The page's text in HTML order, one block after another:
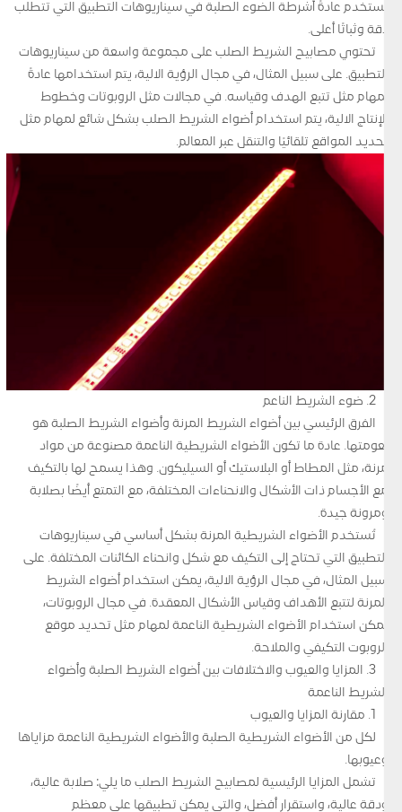
تُستخدم عادةً أشرطة الضوء الصلبة في سيناريوهات التطبيق التي تتطلب
دقة وثباتًا أعلى.
تحتوي مصابيح الشريط الصلب على مجموعة واسعة من سيناريوهات
التطبيق. على سبيل المثال، في مجال الرؤية الآلية، يتم استخدامها عادةً
لمهام مثل تتبع الهدف وقياسه. في مجالات مثل الروبوتات وخطوط
الإنتاج الآلية، يتم استخدام أضواء الشريط الصلب بشكل شائع لمهام مثل
تحديد المواقع تلقائيًا والتنقل عبر المعالم.
الفرق الرئيسي بين أضواء الشريط المرنة وأضواء الشريط الصلبة هو
نعومتها. عادة ما تكون الأضواء الشريطية الناعمة مصنوعة من مواد
مرنة، مثل المطاط أو البلاستيك أو السيليكون. وهذا يسمح لها بالتكيف
مع الأجسام ذات الأشكال والانحناءات المختلفة، مع التمتع أيضًا بصلابة
ومرونة جيدة.
تُستخدم الأضواء الشريطية المرنة بشكل أساسي في سيناريوهات
التطبيق التي تحتاج إلى التكيف مع شكل وانحناء الكائنات المختلفة. على
سبيل المثال، في مجال الرؤية الآلية، يمكن استخدام أضواء الشريط
المرنة لتتبع الأهداف وقياس الأشكال المعقدة. في مجال الروبوتات،
يمكن استخدام الأضواء الشريطية الناعمة لمهام مثل تحديد موقع
الروبوت التكيفي والملاحة.
3. المزايا والعيوب والاختلافات بين أضواء الشريط الصلبة وأضواء
الشريط الناعمة
لكل من الأضواء الشريطية الصلبة والأضواء الشريطية الناعمة مزاياها
وعيوبها.
تشمل المزايا الرئيسية لمصابيح الشريط الصلب ما يلي: صلابة عالية،
ودقة عالية، واستقرار أفضل، والتي يمكن تطبيقها على معظم